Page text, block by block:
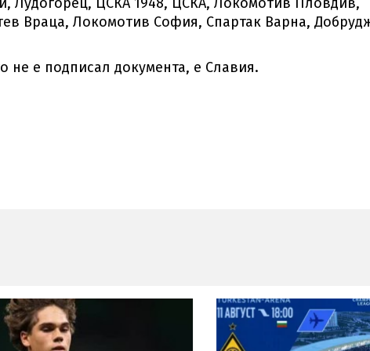
Враца, Локомотив София, Спартак Варна,
не е подписал документа, е Славия.